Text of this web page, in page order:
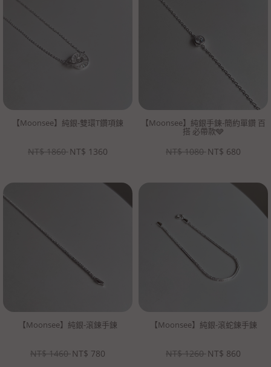
【Moonsee】純銀-雙環T鑽項鍊
NT$ 1860 NT$ 1360
【Moonsee】純銀手鍊-簡約單鑽 百
搭 必帶款🩶
NT$ 1080 NT$ 680
【Moonsee】純銀-滾鍊手鍊
NT$ 1460 NT$ 780
【Moonsee】純銀-滾蛇鍊手鍊
NT$ 1260 NT$ 860